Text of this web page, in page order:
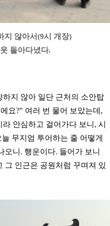
지 않아서(9시 개장)
돌아다녔다.
지 않아 일단 근처의 소안탑
요?" 여러 번 물어 보았는데,
안심하고 걸어가다 보니, 시
무지엄 투어하는 줄 어떻게
오니. 행운이다. 들어가 보니
그 인근은 공원처럼 꾸며져 있